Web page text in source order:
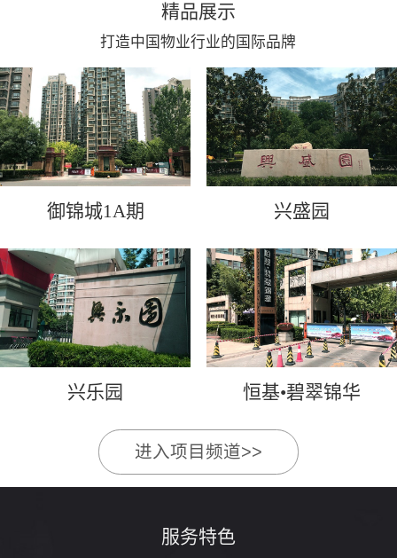
精品展示
打造中国物业行业的国际品牌
御锦城1A期 兴盛园
兴乐园 恒基•碧翠锦华
进入项目频道>>
服务特色